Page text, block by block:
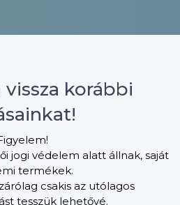
vissza korábbi
jogi védelem alatt állnak, saját
termékek.
csakis az utólagos
tesszük lehetővé.